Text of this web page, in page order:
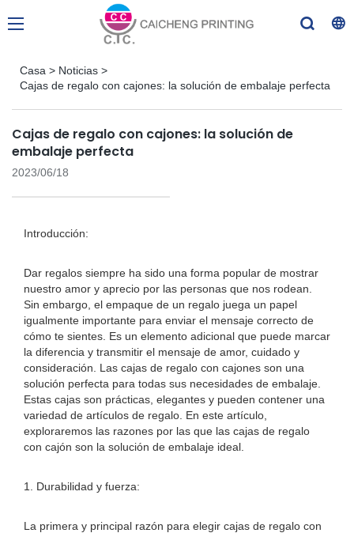
Casa > Noticias >
Cajas de regalo con cajones: la solución de embalaje perfecta
Cajas de regalo con cajones: la solución de
embalaje perfecta
2023/06/18
Introducción:
Dar regalos siempre ha sido una forma popular de mostrar
nuestro amor y aprecio por las personas que nos rodean.
Sin embargo, el empaque de un regalo juega un papel
igualmente importante para enviar el mensaje correcto de
cómo te sientes. Es un elemento adicional que puede marcar
la diferencia y transmitir el mensaje de amor, cuidado y
consideración. Las cajas de regalo con cajones son una
solución perfecta para todas sus necesidades de embalaje.
Estas cajas son prácticas, elegantes y pueden contener una
variedad de artículos de regalo. En este artículo,
exploraremos las razones por las que las cajas de regalo
con cajón son la solución de embalaje ideal.
1. Durabilidad y fuerza:
La primera y principal razón para elegir cajas de regalo con